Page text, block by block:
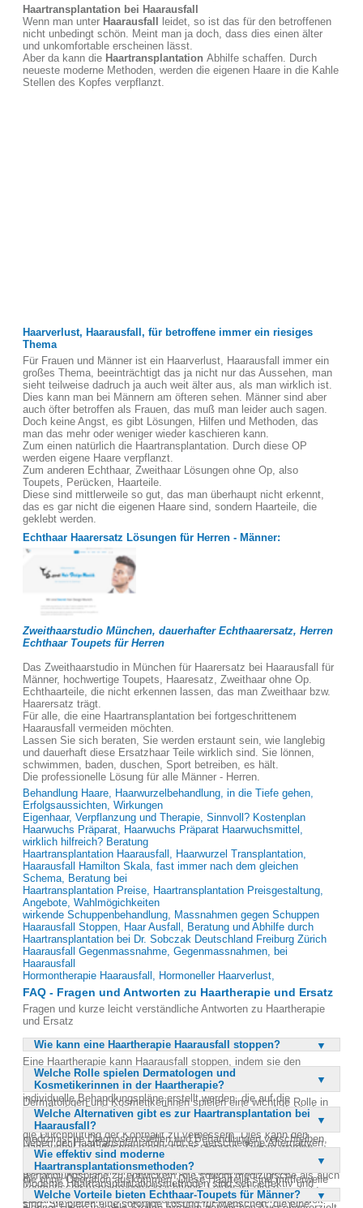
Haartransplantation bei Haarausfall
Wenn man unter Haarausfall
leidet, so ist das für den betroffenen
nicht unbedingt schön. Meint man ja doch, dass dies einen älter
und unkomfortable erscheinen lässt.
Aber da kann die Haartransplantation Abhilfe schaffen. Durch
neueste moderne Methoden, werden die eigenen Haare in die Kahle
Stellen des Kopfes verpflanzt.
Haarverlust, Haarausfall, für betroffene immer ein riesiges
Thema
Für Frauen und Männer ist ein Haarverlust, Haarausfall immer ein
großes Thema, beeinträchtigt das ja nicht nur das Aussehen, man
sieht teilweise dadruch ja auch weit älter aus, als man wirklich ist.
Dies kann man bei Männern am öfteren sehen. Männer sind aber
auch öfter betroffen als Frauen, das muß man leider auch sagen.
Doch keine Angst, es gibt Lösungen, Hilfen und Methoden, das
man das mehr oder weniger wieder kaschieren kann.
Zum einen natürlich die Haartransplantation. Durch diese OP
werden eigene Haare verpflanzt.
Zum anderen Echthaar, Zweithaar Lösungen ohne Op, also
Toupets, Perücken, Haarteile.
Diese sind mittlerweile so gut, das man überhaupt nicht erkennt,
das es gar nicht die eigenen Haare sind, sondern Haarteile, die
geklebt werden.
Echthaar Haarersatz Lösungen für Herren - Männer:
Zweithaarstudio München, dauerhafter Echthaarersatz, Herren
Echthaar Toupets für Herren
Das Zweithaarstudio in München für Haarersatz bei Haarausfall für
Männer, hochwertige Toupets, Haaresatz, Zweithaar ohne Op.
Echthaarteile, die nicht erkennen lassen, das man Zweithaar bzw.
Haarersatz trägt.
Für alle, die eine Haartransplantation bei fortgeschrittenem
Haarausfall vermeiden möchten.
Lassen Sie sich beraten, Sie werden erstaunt sein, wie langlebig
und dauerhaft diese Ersatzhaar Teile wirklich sind. Sie lönnen,
schwimmen, baden, duschen, Sport betreiben, es hält.
Die professionelle Lösung für alle Männer - Herren.
Behandlung Haare, Haarwurzelbehandlung, in die Tiefe gehen,
Erfolgsaussichten, Wirkungen
Eigenhaar, Verpflanzung und Therapie, Sinnvoll? Kostenplan
Haarwuchs Präparat, Haarwuchs Präparat Haarwuchsmittel,
wirklich hilfreich? Beratung
Haartransplantation Haarausfall, Haarwurzel Transplantation,
Haarausfall Hamilton Skala, fast immer nach dem gleichen
Schema, Beratung bei
Haartransplantation Preise, Haartransplantation Preisgestaltung,
Angebote, Wahlmögichkeiten
wirkende Schuppenbehandlung, Massnahmen gegen Schuppen
Haarausfall Stoppen, Haar Ausfall, Beratung und Abhilfe durch
Haartransplantation bei Dr. Sobczak Deutschland Freiburg Zürich
Haarausfall Gegenmassnahme, Gegenmassnahmen, bei
Haarausfall
Hormontherapie Haarausfall, Hormoneller Haarverlust,
FAQ - Fragen und Antworten zu Haartherapie und Ersatz
Fragen und kurze leicht verständliche Antworten zu Haartherapie
und Ersatz
Wie kann eine Haartherapie Haarausfall stoppen?
Eine Haartherapie kann Haarausfall stoppen, indem sie den
Haarwuchs reaktiviert und die Kopfhaut stärkt. Durch die
Zusammenarbeit von Dermatologen und Kosmetikerinnen können
individuelle Behandlungspläne erstellt werden, die auf die
spezifischen Bedürfnisse der Patienten abgestimmt sind. Moderne
Methoden und Produkte helfen, die Haarfollikel zu stimulieren und
die Durchblutung der Kopfhaut zu verbessern. Dies kann den
Haarausfall verlangsamen oder sogar stoppen. Zudem werden
durch regelmäßige Behandlungen die Haarwurzeln genährt und
gestärkt, was zu einem gesünderen Haarwachstum führt.
Welche Rolle spielen Dermatologen und
Kosmetikerinnen in der Haartherapie?
Dermatologen und Kosmetikerinnen spielen eine wichtige Rolle in
der Haartherapie, indem sie ihre Fachkenntnisse kombinieren, um
optimale Ergebnisse zu erzielen. Dermatologen können
medizinische Diagnosen stellen und Behandlungen verschreiben,
während Kosmetikerinnen ergänzende Pflege und Beratung bieten.
Diese Zusammenarbeit ermöglicht es, umfassende
Behandlungspläne zu entwickeln, die sowohl medizinische als auch
kosmetische Aspekte berücksichtigen. Leider ist diese
Zusammenarbeit in vielen europäischen Ländern noch nicht weit
Welche Alternativen gibt es zur Haartransplantation bei
Haarausfall?
Neben der Haartransplantation gibt es verschiedene Alternativen,
um Haarausfall zu kaschieren oder zu behandeln. Eine Möglichkeit
sind Echthaar- oder Zweithaarlösungen wie Toupets und Perücken,
die ohne Operation auskommen. Diese Haarteile sind mittlerweile
so hochwertig, dass sie kaum von echtem Haar zu unterscheiden
sind. Sie bieten eine sofortige Lösung für Menschen, die eine
Wie effektiv sind moderne
Haartransplantationsmethoden?
Moderne Haartransplantationsmethoden sind sehr effektiv und
bieten dauerhafte Lösungen für Haarausfall. Durch die Verpflanzung
Welche Vorteile bieten Echthaar-Toupets für Männer?